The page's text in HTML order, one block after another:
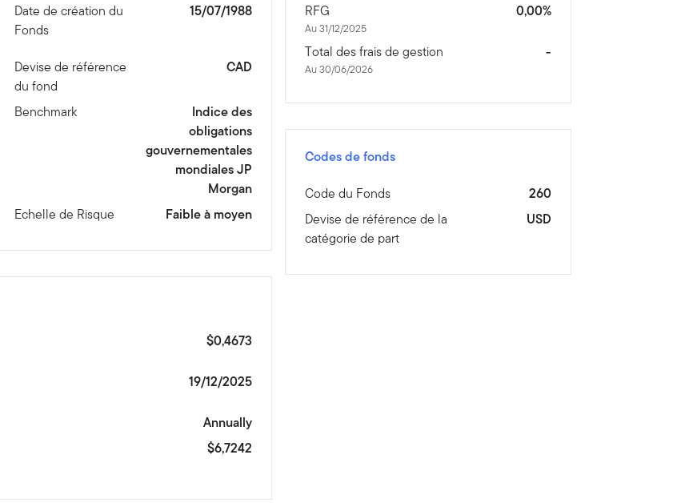
Date de création du
Fonds
15/07/1988
Devise de référence
du fond
CAD
Benchmark
Indice des
obligations
gouvernementales
mondiales JP
Morgan
Echelle de Risque Faible à moyen
$0,4673
19/12/2025
Annually
$6,7242
RFG
Au 31/12/2025
0,00%
Total des frais de gestion
Au 30/06/2026
-
Codes de fonds
Code du Fonds
260
Devise de référence de la
catégorie de part
USD